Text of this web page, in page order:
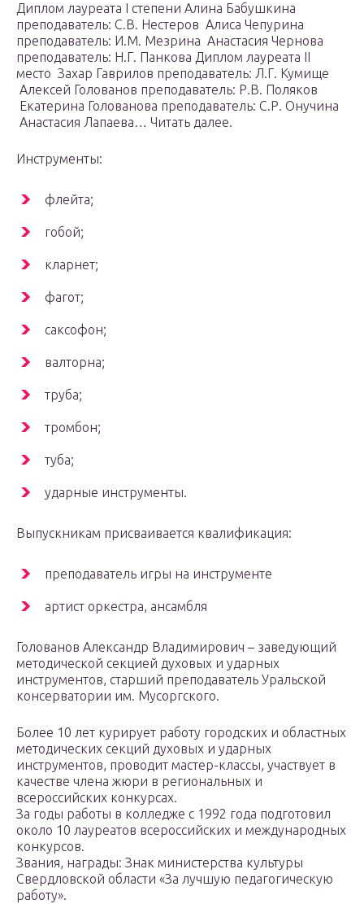
Диплом лауреата I степени Алина Бабушкина
преподаватель: С.В. Нестеров Алиса Чепурина
преподаватель: И.М. Мезрина Анастасия Чернова
преподаватель: Н.Г. Панкова Диплом лауреата II
место Захар Гаврилов преподаватель: Л.Г. Кумище
Алексей Голованов преподаватель: Р.В. Поляков
Екатерина Голованова преподаватель: С.Р. Онучина
Анастасия Лапаева… Читать далее.
Инструменты:
флейта;
гобой;
кларнет;
фагот;
саксофон;
валторна;
труба;
тромбон;
туба;
ударные инструменты.
Выпускникам присваивается квалификация:
преподаватель игры на инструменте
артист оркестра, ансамбля
Голованов Александр Владимирович – заведующий
методической секцией духовых и ударных
инструментов, старший преподаватель Уральской
консерватории им. Мусоргского.
Более 10 лет курирует работу городских и областных
методических секций духовых и ударных
инструментов, проводит мастер-классы, участвует в
качестве члена жюри в региональных и
всероссийских конкурсах.
За годы работы в колледже с 1992 года подготовил
около 10 лауреатов всероссийских и международных
конкурсов.
Звания, награды: Знак министерства культуры
Свердловской области «За лучшую педагогическую
работу».